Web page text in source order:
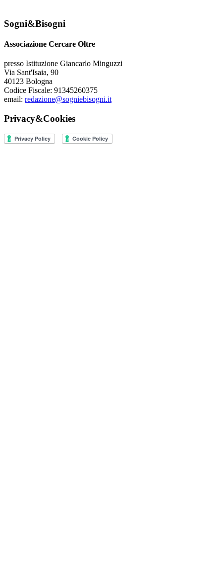
Sogni&Bisogni
Associazione Cercare Oltre
presso Istituzione Giancarlo Minguzzi
Via Sant'Isaia, 90
40123 Bologna
Codice Fiscale: 91345260375
email: redazione@sogniebisogni.it
Privacy&Cookies